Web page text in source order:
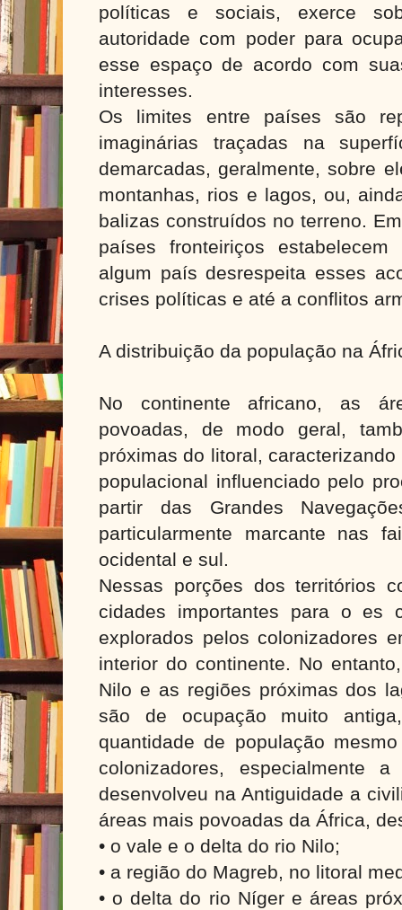
políticas e sociais, exerce
autoridade com poder para
esse espaço de acordo com
interesses.
Os limites entre países são
imaginárias traçadas na
demarcadas, geralmente, sobre
montanhas, rios e lagos, ou,
balizas construídos no terreno.
países fronteiriços
algum país desrespeita esses
crises políticas e até a conflitos
A distribuição da população na
No continente africano, as
povoadas, de modo geral,
próximas do litoral,
populacional influenciado pelo
partir das Grandes
particularmente marcante nas
ocidental e sul.
Nessas porções dos territórios
cidades importantes para o es
explorados pelos colonizadores
interior do continente. No
Nilo e as regiões próximas dos
são de ocupação muito
quantidade de população
colonizadores,
desenvolveu na Antiguidade a
áreas mais povoadas da África,
• o vale e o delta do rio Nilo;
• a região do Magreb, no litoral
• o delta do rio Níger e áreas